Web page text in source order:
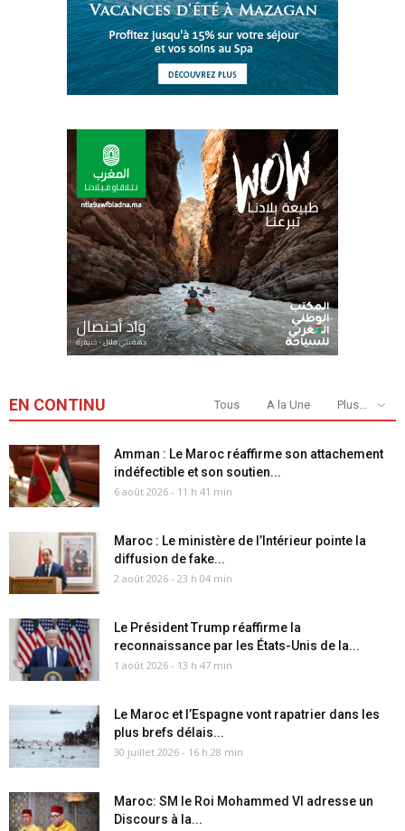
EN CONTINU Tous A la Une Plus...
Amman : Le Maroc réaffirme son attachement
indéfectible et son soutien...
6 août 2026 - 11 h 41 min
Maroc : Le ministère de l’Intérieur pointe la
diffusion de fake...
2 août 2026 - 23 h 04 min
Le Président Trump réaffirme la
reconnaissance par les États-Unis de la...
1 août 2026 - 13 h 47 min
Le Maroc et l’Espagne vont rapatrier dans les
plus brefs délais...
30 juillet 2026 - 16 h 28 min
Maroc: SM le Roi Mohammed VI adresse un
Discours à la...